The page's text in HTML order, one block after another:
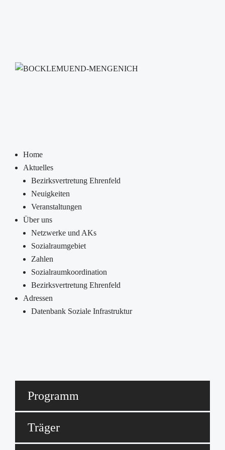
Home
Aktuelles
Bezirksvertretung Ehrenfeld
Neuigkeiten
Veranstaltungen
Über uns
Netzwerke und AKs
Sozialraumgebiet
Zahlen
Sozialraumkoordination
Bezirksvertretung Ehrenfeld
Adressen
Datenbank Soziale Infrastruktur
Programm
Träger